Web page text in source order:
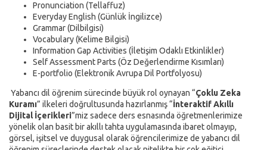
Pronunciation (Tellaffuz)
Everyday English (Günlük İngilizce)
Grammar (Dilbilgisi)
Vocabulary (Kelime Bilgisi)
Information Gap Activities (İletişim Odaklı Etkinlikler)
Self Assessment Parts (Öz Değerlendirme Kısımları)
E-portfolio (Elektronik Avrupa Dil Portfolyosu)
Yabancı dil öğrenim sürecinde büyük rol oynayan “Çoklu Zeka
Kuramı” ilkeleri doğrultusunda hazırlanmış “İnteraktif Akıllı
Dijital İçerikleri”miz sadece ders esnasında öğretmenlerimize
yönelik olan basit bir akıllı tahta uygulamasında ibaret olmayıp,
görsel, işitsel ve duygusal olarak öğrencilerimize de yabancı dil